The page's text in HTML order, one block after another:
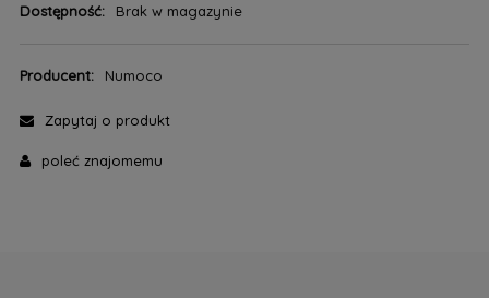
Dostępność: Brak w magazynie
Producent: Numoco
Zapytaj o produkt
poleć znajomemu